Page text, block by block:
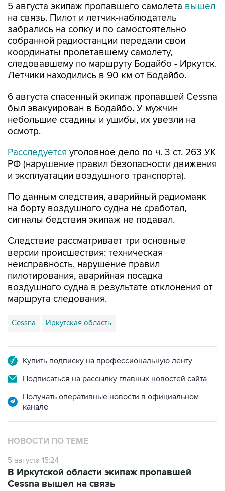
5 августа экипаж пропавшего самолета вышел
на связь. Пилот и летчик-наблюдатель
забрались на сопку и по самостоятельно
собранной радиостанции передали свои
координаты пролетавшему самолету,
следовавшему по маршруту Бодайбо - Иркутск.
Летчики находились в 90 км от Бодайбо.
6 августа спасенный экипаж пропавшей Cessna
был эвакуирован в Бодайбо. У мужчин
небольшие ссадины и ушибы, их увезли на
осмотр.
Расследуется уголовное дело по ч. 3 ст. 263 УК
РФ (нарушение правил безопасности движения
и эксплуатации воздушного транспорта).
По данным следствия, аварийный радиомаяк
на борту воздушного судна не сработал,
сигналы бедствия экипаж не подавал.
Следствие рассматривает три основные
версии происшествия: техническая
неисправность, нарушение правил
пилотирования, аварийная посадка
воздушного судна в результате отклонения от
маршрута следования.
Cessna Иркутская область
Купить подписку на профессиональную ленту
Подписаться на рассылку главных новостей сайта
Получать оперативные новости в официальном
канале
НОВОСТИ ПО ТЕМЕ
5 августа 15:24
В Иркутской области экипаж пропавшей
Cessna вышел на связь